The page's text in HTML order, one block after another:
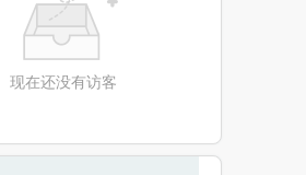
现在还没有访客